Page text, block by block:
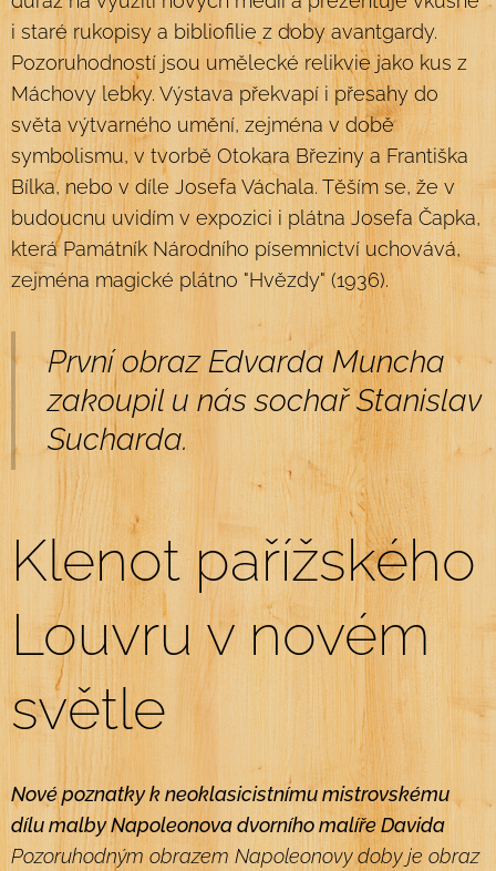
i staré rukopisy a bibliofilie z doby avantgardy.
Pozoruhodností jsou umělecké relikvie jako kus z
Máchovy lebky. Výstava překvapí i přesahy do
světa výtvarného umění, zejména v době
symbolismu, v tvorbě Otokara Březiny a Františka
Bílka, nebo v díle Josefa Váchala. Těším se, že v
budoucnu uvidím v expozici i plátna Josefa Čapka,
která Památník Národního písemnictví uchovává,
zejména magické plátno "Hvězdy" (1936).
První obraz Edvarda Muncha
zakoupil u nás sochař Stanislav
Sucharda.
Klenot pařížského
Louvru v novém
světle
Nové poznatky k neoklasicistnímu mistrovskému
dílu malby Napoleonova dvorního malíře Davida
Pozoruhodným obrazem Napoleonovy doby je obraz